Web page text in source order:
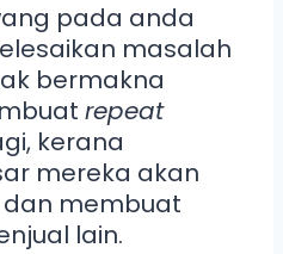
pada anda
masalah
bermakna
repeat
kerana
mereka akan
membuat
lain.